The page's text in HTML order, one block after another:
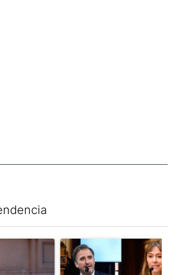
con el título "Las inconsistencias de
Un artículo de tendencia con